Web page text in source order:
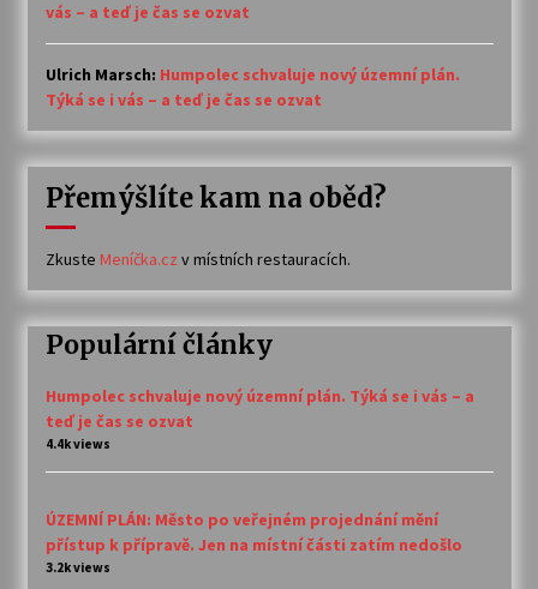
vás – a teď je čas se ozvat
Ulrich Marsch: Humpolec schvaluje nový územní plán.
Týká se i vás – a teď je čas se ozvat
Přemýšlíte kam na oběd?
Zkuste Meníčka.cz v místních restauracích.
Populární články
Humpolec schvaluje nový územní plán. Týká se i vás – a
teď je čas se ozvat
4.4k views
ÚZEMNÍ PLÁN: Město po veřejném projednání mění
přístup k přípravě. Jen na místní části zatím nedošlo
3.2k views